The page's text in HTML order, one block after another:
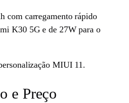
com carregamento rápido
K30 5G e de 27W para o
MIUI 11.
e Preço